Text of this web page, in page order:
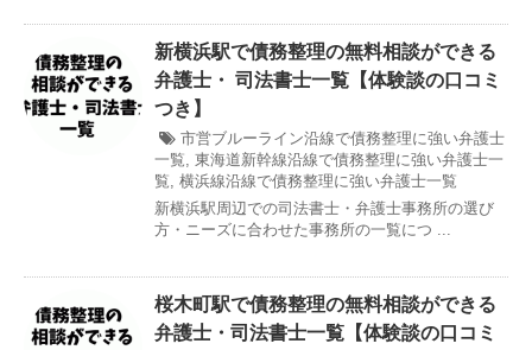
新横浜駅で債務整理の無料相談ができる
弁護士・ 司法書士一覧【体験談の口コミ
つき】
市営ブルーライン沿線で債務整理に強い弁護士
一覧, 東海道新幹線沿線で債務整理に強い弁護士一
覧, 横浜線沿線で債務整理に強い弁護士一覧
新横浜駅周辺での司法書士・弁護士事務所の選び
方・ニーズに合わせた事務所の一覧につ ...
桜木町駅で債務整理の無料相談ができる
弁護士・司法書士一覧【体験談の口コミ